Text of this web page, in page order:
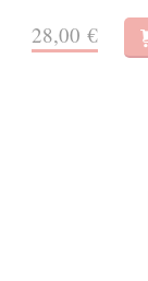
28,00 €